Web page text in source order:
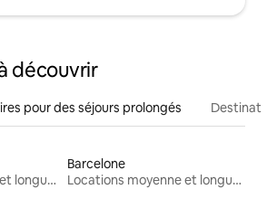
découvrir
pour des séjours prolongés
Locations moyenne et longue durée
Barcelone
Locations moyenne et longue durée